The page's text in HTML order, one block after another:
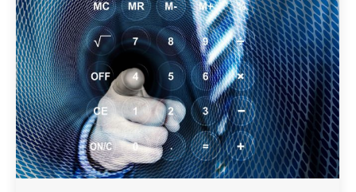
FORMEZ-
VOUS
INFORMEZ-
VOUS
LISEZ-NOUS
NOUS
CONNAÎTRE